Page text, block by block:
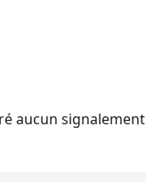
aucun